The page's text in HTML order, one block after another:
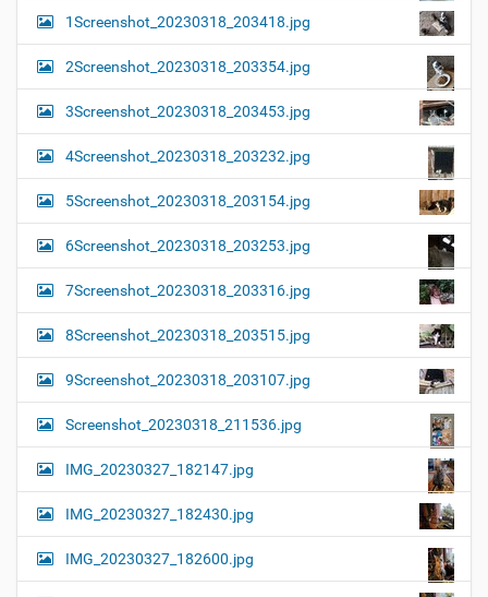
1Screenshot_20230318_203418.jpg
2Screenshot_20230318_203354.jpg
3Screenshot_20230318_203453.jpg
4Screenshot_20230318_203232.jpg
5Screenshot_20230318_203154.jpg
6Screenshot_20230318_203253.jpg
7Screenshot_20230318_203316.jpg
8Screenshot_20230318_203515.jpg
9Screenshot_20230318_203107.jpg
Screenshot_20230318_211536.jpg
IMG_20230327_182147.jpg
IMG_20230327_182430.jpg
IMG_20230327_182600.jpg